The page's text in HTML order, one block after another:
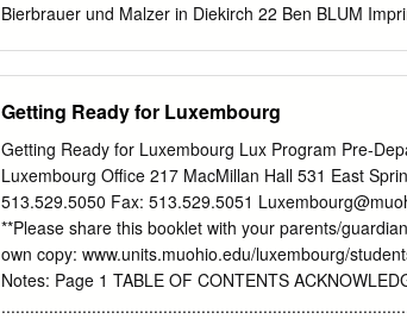
Bierbrauer und Malzer in Diekirch 22 Ben BLUM
.. Editorial Editorial ,.·• .,.,.. ... ; A senger Sëtzung
ze schëppen. (lnformatiounen dozou Gemengerot de
an dësem Bulletin) . (BHKW) gestëmmt, dat an 2 Jar
senger Aktioun géint de lokale Chômage Heimat
CIGR och nei Buden fir den Dikricher Protokoll»
Chrëschtmaart gebaut. d'Atmosphar geblos an 33%
(Weider Detailler fannt dir an engem Ee neie
Getting Ready for Luxembourg
Getting Ready for Luxembourg Lux Program Pre-
Luxembourg Office 217 MacMillan Hall 531 East
513.529.5050 Fax: 513.529.5051
**Please share this booklet with your parents/
own copy: www.units.muohio.edu/luxembourg/
Notes: Page 1 TABLE OF CONTENTS